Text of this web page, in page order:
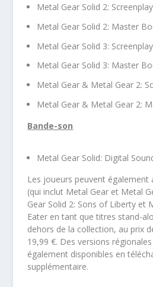
Metal Gear Solid 2:
Metal Gear Solid 2: Master
Metal Gear Solid 3:
Metal Gear Solid 3: Master
Metal Gear & Metal Gear 2:
Metal Gear & Metal Gear 2:
Bande-son
Metal Gear Solid: Digital
Les joueurs peuvent également
(qui inclut Metal Gear et Metal
Gear Solid 2: Sons of Liberty et
Eater en tant que titres stand-
dehors de la collection, au prix
19,99 €. Des versions
également disponibles en
supplémentaire.